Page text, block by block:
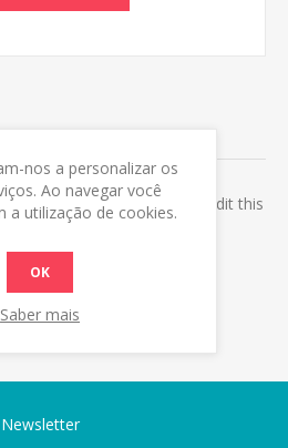
information here. You can edit this
Newsletter
nos a personalizar os
Ao navegar você
a utilização de cookies.
OK
Saber mais